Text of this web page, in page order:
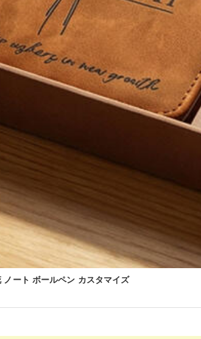
ート ボールペン カスタマイズ